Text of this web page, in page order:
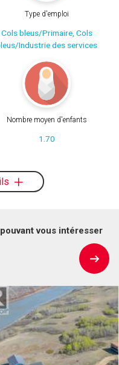
Type d'emploi
Cols bleus/Primaire, Cols
Industrie des services
Nombre moyen d'enfants
1.70
vous intéresser